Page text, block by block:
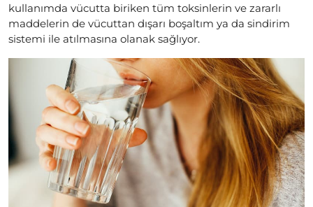
kullanımda vücutta biriken tüm toksinlerin ve zararlı
maddelerin de vücuttan dışarı boşaltım ya da sindirim
sistemi ile atılmasına olanak sağlıyor.